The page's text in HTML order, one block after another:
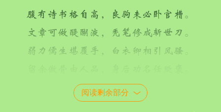
腹有诗书格自高，良驹未必卧官槽。
文章可做醍醐液，秃笔修成斩世刀。
弱力儒生堪覆手，白衣卿相引风骚。
阅读剩余部分